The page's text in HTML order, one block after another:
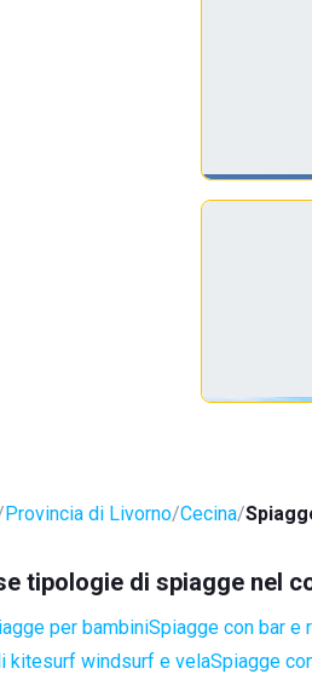
Provincia di Livorno Cecina
tipologie di spiagge nel
per bambiniSpiagge con bar e
kitesurf windsurf e velaSpiagge